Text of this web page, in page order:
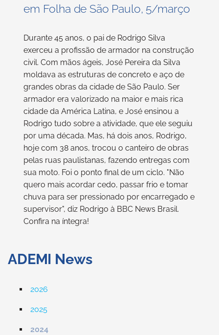
em Folha de São Paulo, 5/março
Durante 45 anos, o pai de Rodrigo Silva
exerceu a profissão de armador na construção
civil. Com mãos ágeis, José Pereira da Silva
moldava as estruturas de concreto e aço de
grandes obras da cidade de São Paulo. Ser
armador era valorizado na maior e mais rica
cidade da América Latina, e José ensinou a
Rodrigo tudo sobre a atividade, que ele seguiu
por uma década. Mas, há dois anos, Rodrigo,
hoje com 38 anos, trocou o canteiro de obras
pelas ruas paulistanas, fazendo entregas com
sua moto. Foi o ponto final de um ciclo. "Não
quero mais acordar cedo, passar frio e tomar
chuva para ser pressionado por encarregado e
supervisor", diz Rodrigo à BBC News Brasil.
Confira na íntegra!
ADEMI News
2026
2025
2024